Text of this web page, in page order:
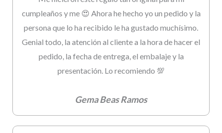
cumpleaños y me 😍 Ahora he hecho yo un pedido y la
persona que lo ha recibido le ha gustado muchísimo.
Genial todo, la atención al cliente a la hora de hacer el
pedido, la fecha de entrega, el embalaje y la
presentación. Lo recomiendo 💯
Gema Beas Ramos